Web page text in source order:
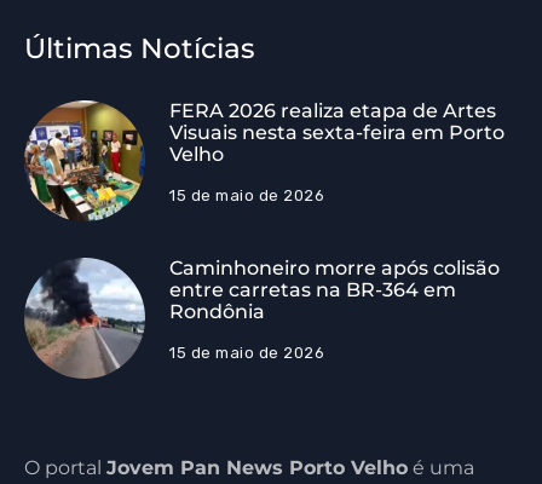
Últimas Notícias
FERA 2026 realiza etapa de Artes
Visuais nesta sexta-feira em Porto
Velho
15 de maio de 2026
Caminhoneiro morre após colisão
entre carretas na BR-364 em
Rondônia
15 de maio de 2026
O portal Jovem Pan News Porto Velho é uma